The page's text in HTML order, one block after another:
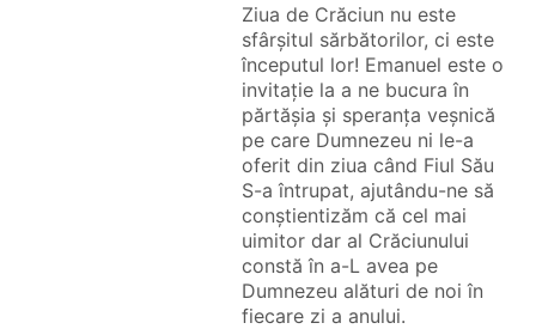
Ziua de Crăciun nu este
sfârșitul sărbătorilor, ci este
începutul lor! Emanuel este o
invitație la a ne bucura în
părtășia și speranța veșnică
pe care Dumnezeu ni le-a
oferit din ziua când Fiul Său
S-a întrupat, ajutându-ne să
conștientizăm că cel mai
uimitor dar al Crăciunului
constă în a-L avea pe
Dumnezeu alături de noi în
fiecare zi a anului.